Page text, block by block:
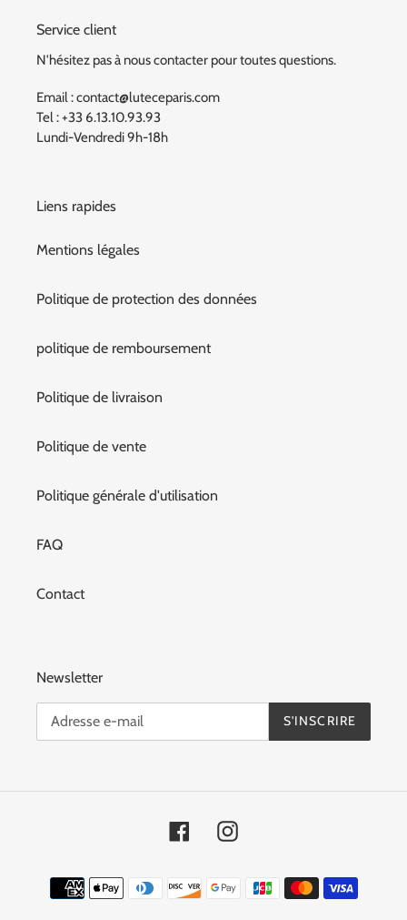
Service client
N'hésitez pas à nous contacter pour toutes questions.
Email : contact@luteceparis.com
Tel : +33 6.13.10.93.93
Lundi-Vendredi 9h-18h
Liens rapides
Mentions légales
Politique de protection des données
politique de remboursement
Politique de livraison
Politique de vente
Politique générale d'utilisation
FAQ
Contact
Newsletter
S'INSCRIRE
FacebookInstagram
Moyens
de